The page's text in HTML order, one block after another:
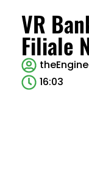
VR
Filiale
16:03